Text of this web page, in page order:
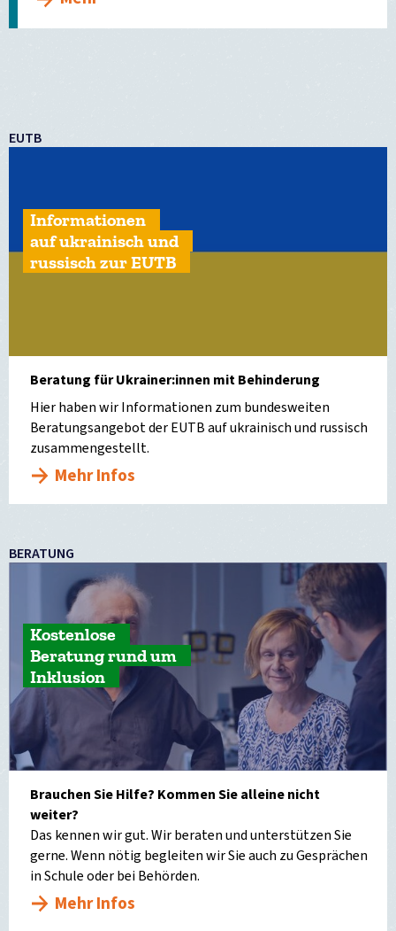
EUTB
Informationen
auf ukrainisch und
russisch zur EUTB
Beratung für Ukrainer:innen mit Behinderung
Hier haben wir Informationen zum bundesweiten
Beratungsangebot der EUTB auf ukrainisch und russisch
zusammengestellt.
Mehr Infos
BERATUNG
Kostenlose
Beratung rund um
Inklusion
Brauchen Sie Hilfe? Kommen Sie alleine nicht
weiter?
Das kennen wir gut. Wir beraten und unterstützen Sie
gerne. Wenn nötig begleiten wir Sie auch zu Gesprächen
in Schule oder bei Behörden.
Mehr Infos